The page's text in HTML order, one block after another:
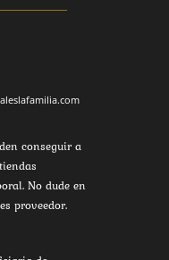
conseguir a
No dude en
proveedor.